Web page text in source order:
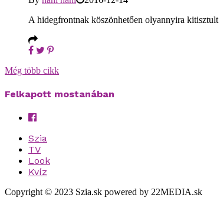
A hidegfrontnak köszönhetően olyannyira
Még több cikk
Felkapott mostanában
Szia
TV
Look
Kvíz
Copyright © 2023 Szia.sk powered by 22MEDIA.sk